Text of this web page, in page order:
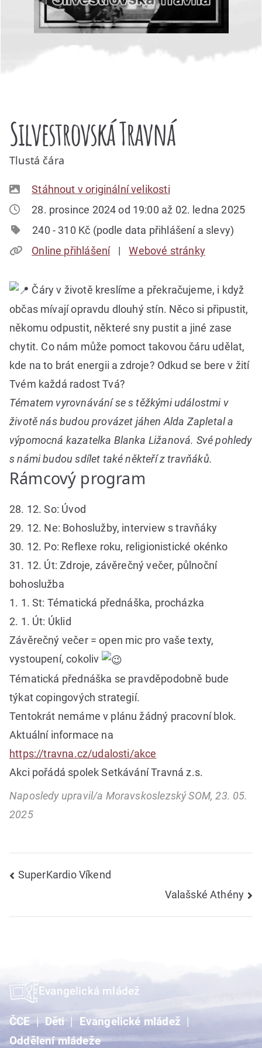
Silvestrovská Travná
Tlustá čára
Stáhnout v originální velikosti
28. prosince 2024 od 19:00 až 02. ledna 2025
240 - 310 Kč (podle data přihlášení a slevy)
Online přihlášení
Webové stránky
Čáry v životě kreslíme a překračujeme, i když
občas mívají opravdu dlouhý stín. Něco si připustit,
někomu odpustit, některé sny pustit a jiné zase
chytit. Co nám může pomoct takovou čáru udělat,
kde na to brát energii a zdroje? Odkud se bere v žití
Tvém každá radost Tvá?
Tématem vyrovnávání se s těžkými událostmi v
životě nás budou provázet jáhen Alda Zapletal a
výpomocná kazatelka Blanka Ližanová. Své pohledy
s námi budou sdílet také někteří z travňáků.
Rámcový program
28. 12. So: Úvod
29. 12. Ne: Bohoslužby, interview s travňáky
30. 12. Po: Reflexe roku, religionistické okénko
31. 12. Út: Zdroje, závěrečný večer, půlnoční
bohoslužba
1. 1. St: Tématická přednáška, procházka
2. 1. Út: Úklid
Závěrečný večer = open mic pro vaše texty,
vystoupení, cokoliv
Tématická přednáška se pravděpodobně bude
týkat copingových strategií.
Tentokrát nemáme v plánu žádný pracovní blok.
Aktuální informace na
https://travna.cz/udalosti/akce
Akci pořádá spolek Setkávání Travná z.s.
Naposledy upravil/a Moravskoslezský SOM, 23. 05.
2025
Navigace
SuperKardio Víkend
Valašské Athény
Evangelická mládež
ČCE Děti
Evangelické mládež
Oddělení mládeže